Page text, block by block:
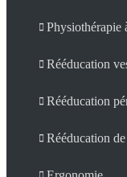
Physiothérapie
Rééducation
Rééducation
Rééducation